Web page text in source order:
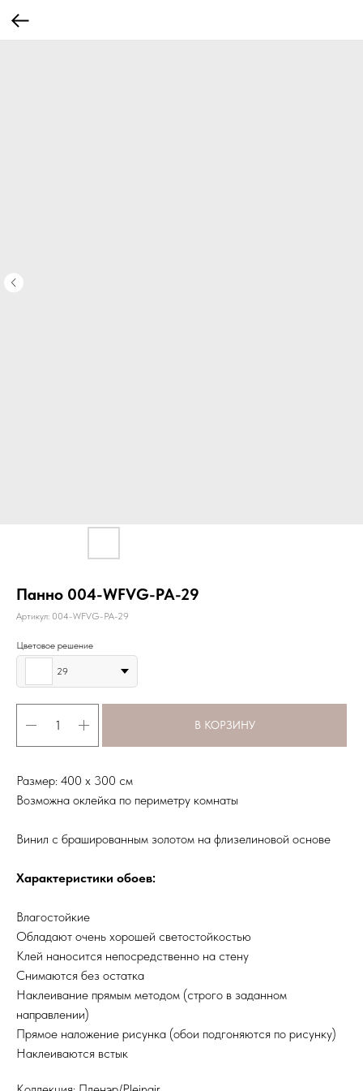
Панно 004-WFVG-PA-29
Артикул: 004-WFVG-PA-29
Цветовое решение
29
В КОРЗИНУ
Размер: 400 х 300 см
Возможна оклейка по периметру комнаты
Винил с брашированным золотом на флизелиновой основе
Характеристики обоев:
Влагостойкие
Обладают очень хорошей светостойкостью
Клей наносится непосредственно на стену
Снимаются без остатка
Наклеивание прямым методом (строго в заданном
направлении)
Прямое наложение рисунка (обои подгоняются по рисунку)
Наклеиваются встык